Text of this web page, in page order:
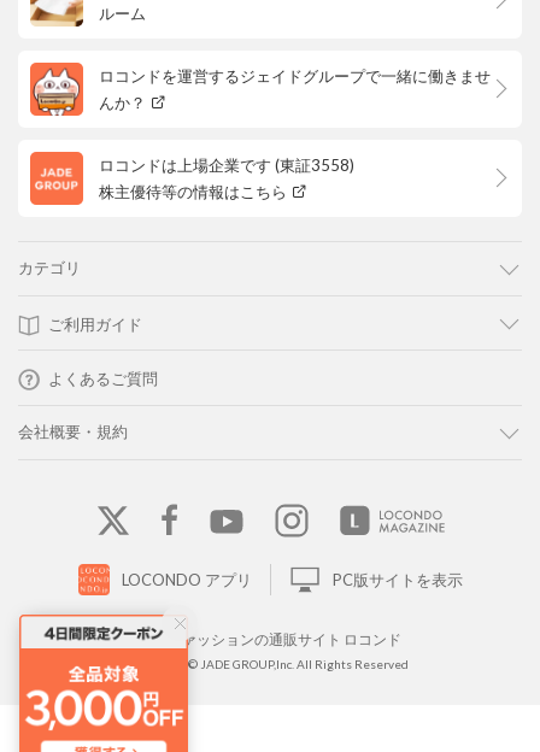
ルーム
ロコンドを運営するジェイドグループで一緒に働きませ
んか？
ロコンドは上場企業です (東証3558)
株主優待等の情報はこちら
カテゴリ
ご利用ガイド
よくあるご質問
会社概要・規約
LOCONDO アプリ PC版サイトを表示
靴とファッションの通販サイト ロコンド
Copyright © JADE GROUP,Inc. All Rights Reserved